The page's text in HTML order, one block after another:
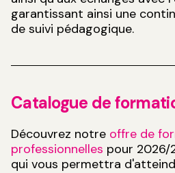
garantissant ainsi une
de suivi pédagogique.
Catalogue de
Découvrez notre offre de
professionnelles pour 2026/
qui vous permettra